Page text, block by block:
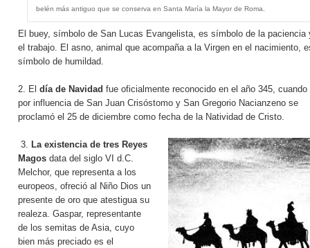
belén más antiguo que se conserva en Santa María la Mayor de Roma.
El buey, símbolo de San Lucas Evangelista, es símbolo de la paciencia
el trabajo. El asno, animal que acompaña a la Virgen en el nacimiento,
símbolo de humildad.
2. El día de Navidad fue oficialmente reconocido en el año 345, cuando
por influencia de San Juan Crisóstomo y San Gregorio Nacianzeno se
proclamó el 25 de diciembre como fecha de la Natividad de Cristo.
3. La existencia de tres Reyes
Magos data del siglo VI d.C.
Melchor, que representa a los
europeos, ofreció al Niño Dios un
presente de oro que atestigua su
realeza. Gaspar, representante
de los semitas de Asia, cuyo
bien más preciado es el